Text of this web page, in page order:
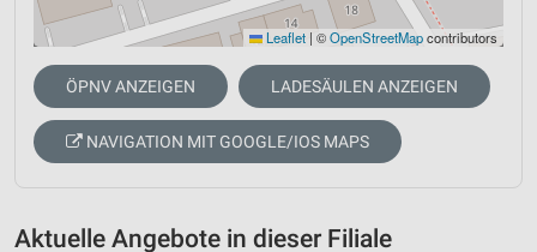
Leaflet | ©OpenStreetMapcontributors
ÖPNV ANZEIGEN LADESÄULEN ANZEIGEN
NAVIGATION MIT GOOGLE/IOS MAPS
Aktuelle Angebote in dieser Filiale